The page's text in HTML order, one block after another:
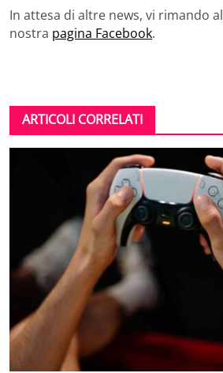
In attesa di altre news, vi rimando al
nostra pagina Facebook.
ARTICOLI CORRELATI